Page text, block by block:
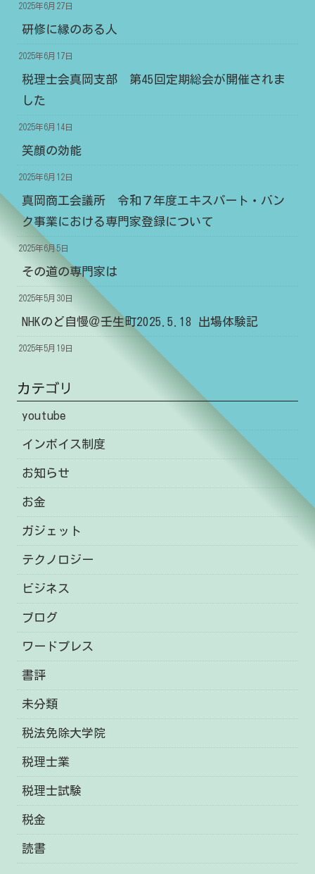
2025年6月27日
研修に縁のある人
2025年6月17日
税理士会真岡支部 第45回定期総会が開催されま
した
2025年6月14日
笑顔の効能
2025年6月12日
真岡商工会議所 令和７年度エキスパート・バン
ク事業における専門家登録について
2025年6月5日
その道の専門家は
2025年5月30日
NHKのど自慢＠壬生町2025.5.18 出場体験記
2025年5月19日
カテゴリ
youtube
インボイス制度
お知らせ
お金
ガジェット
テクノロジー
ビジネス
ブログ
ワードプレス
書評
未分類
税法免除大学院
税理士業
税理士試験
税金
読書